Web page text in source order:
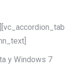
y Windows 7